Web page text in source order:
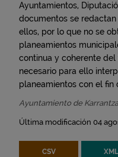
Ayuntamientos,
documentos se
ellos, por lo que no se
planeamientos
continua y coherente
necesario para ello
planeamientos con el fin
Ayuntamiento de
Última modificación 04
CSV XML